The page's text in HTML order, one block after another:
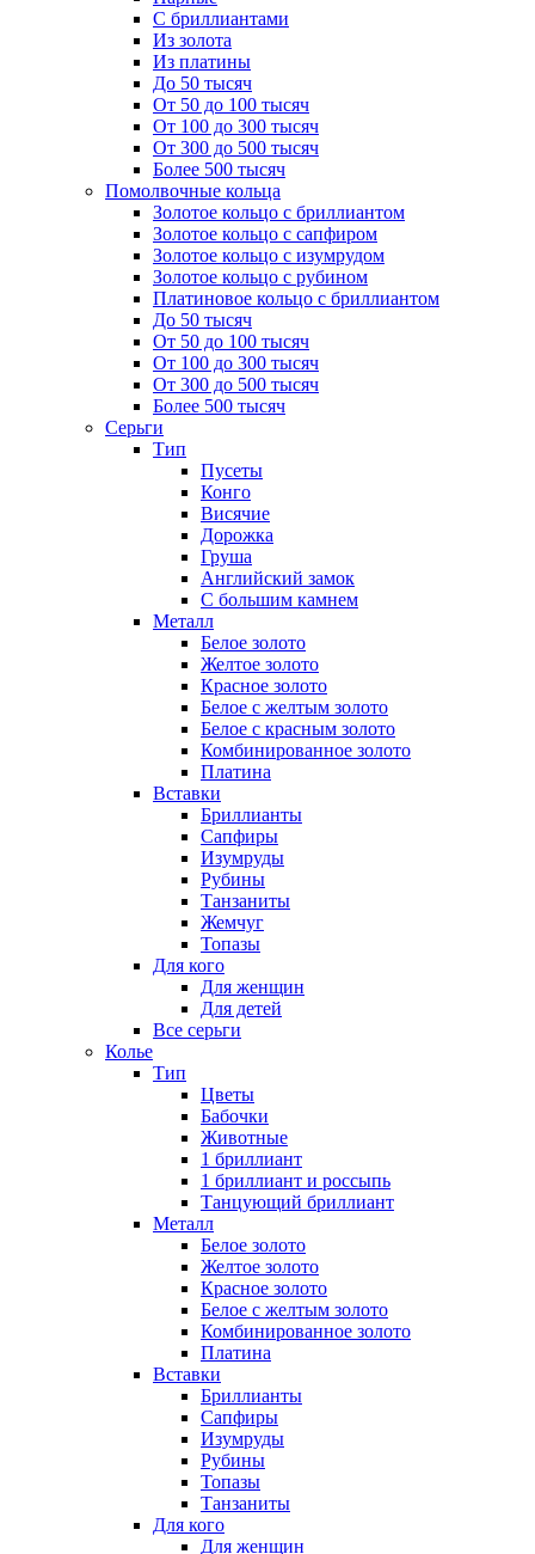
С бриллиантами
Из золота
Из платины
До 50 тысяч
От 50 до 100 тысяч
От 100 до 300 тысяч
От 300 до 500 тысяч
Более 500 тысяч
Помолвочные кольца
Золотое кольцо с бриллиантом
Золотое кольцо с сапфиром
Золотое кольцо с изумрудом
Золотое кольцо с рубином
Платиновое кольцо с бриллиантом
До 50 тысяч
От 50 до 100 тысяч
От 100 до 300 тысяч
От 300 до 500 тысяч
Более 500 тысяч
Серьги
Тип
Пусеты
Конго
Висячие
Дорожка
Груша
Английский замок
С большим камнем
Металл
Белое золото
Желтое золото
Красное золото
Белое с желтым золото
Белое с красным золото
Комбинированное золото
Платина
Вставки
Бриллианты
Сапфиры
Изумруды
Рубины
Танзаниты
Жемчуг
Топазы
Для кого
Для женщин
Для детей
Все серьги
Колье
Тип
Цветы
Бабочки
Животные
1 бриллиант
1 бриллиант и россыпь
Танцующий бриллиант
Металл
Белое золото
Желтое золото
Красное золото
Белое с желтым золото
Комбинированное золото
Платина
Вставки
Бриллианты
Сапфиры
Изумруды
Рубины
Топазы
Танзаниты
Для кого
Для женщин